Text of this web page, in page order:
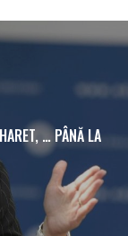
… PÂNĂ LA